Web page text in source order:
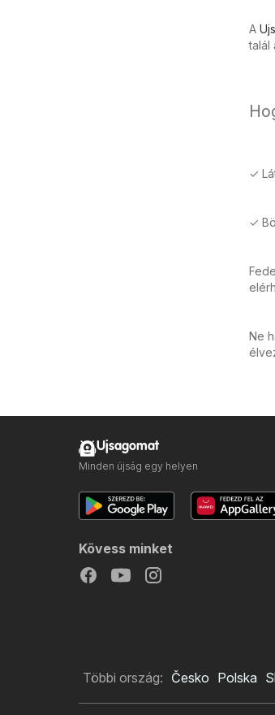
A
talál
✓
✓
Ne
Ujsagomat
Minden újság egy helyen
Kövess minket
Többi ország: Česko Polska